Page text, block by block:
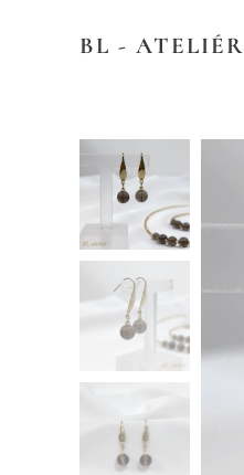
BL - ATELIÉR